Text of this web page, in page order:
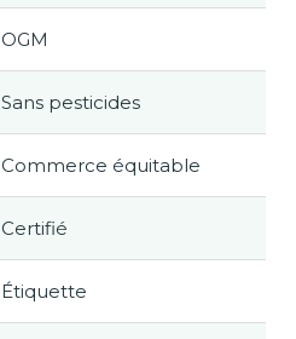
OGM
Sans pesticides
Commerce équitable
Certifié
Étiquette